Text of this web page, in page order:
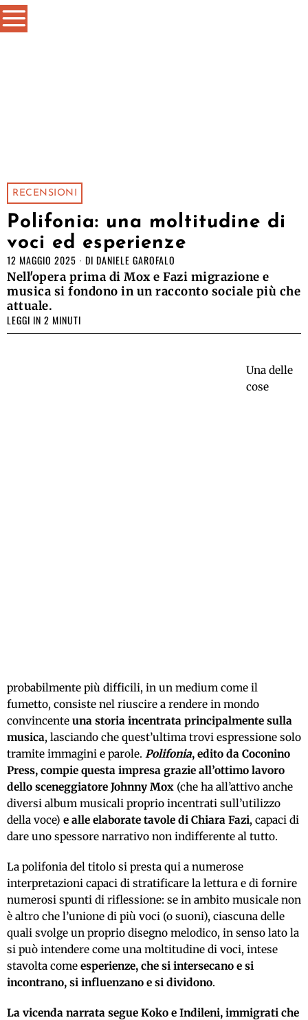
RECENSIONI
Polifonia: una moltitudine di
voci ed esperienze
12 MAGGIO 2025 DI DANIELE GAROFALO
Nell'opera prima di Mox e Fazi migrazione e
musica si fondono in un racconto sociale più che
attuale.
LEGGI IN 2 MINUTI
Una delle
cose
probabilmente più difficili, in un medium come il
fumetto, consiste nel riuscire a rendere in mondo
convincente una storia incentrata principalmente sulla
musica, lasciando che quest’ultima trovi espressione solo
tramite immagini e parole. Polifonia, edito da Coconino
Press, compie questa impresa grazie all’ottimo lavoro
dello sceneggiatore Johnny Mox (che ha all’attivo anche
diversi album musicali proprio incentrati sull’utilizzo
della voce) e alle elaborate tavole di Chiara Fazi, capaci di
dare uno spessore narrativo non indifferente al tutto.
La polifonia del titolo si presta qui a numerose
interpretazioni capaci di stratificare la lettura e di fornire
numerosi spunti di riflessione: se in ambito musicale non
è altro che l’unione di più voci (o suoni), ciascuna delle
quali svolge un proprio disegno melodico, in senso lato la
si può intendere come una moltitudine di voci, intese
stavolta come esperienze, che si intersecano e si
incontrano, si influenzano e si dividono.
La vicenda narrata segue Koko e Indileni, immigrati che